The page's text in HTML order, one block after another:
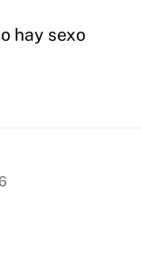
hay sexo